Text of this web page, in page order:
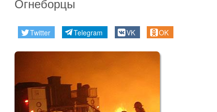
Огнеборцы
Twitter Telegram VK OK